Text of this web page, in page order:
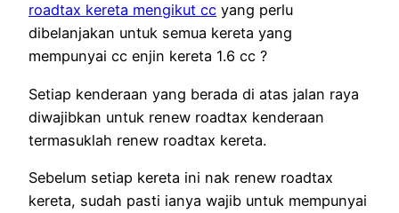
roadtax kereta mengikut cc yang perlu
dibelanjakan untuk semua kereta yang
mempunyai cc enjin kereta 1.6 cc ?
Setiap kenderaan yang berada di atas jalan raya
diwajibkan untuk renew roadtax kenderaan
termasuklah renew roadtax kereta.
Sebelum setiap kereta ini nak renew roadtax
kereta, sudah pasti ianya wajib untuk mempunyai